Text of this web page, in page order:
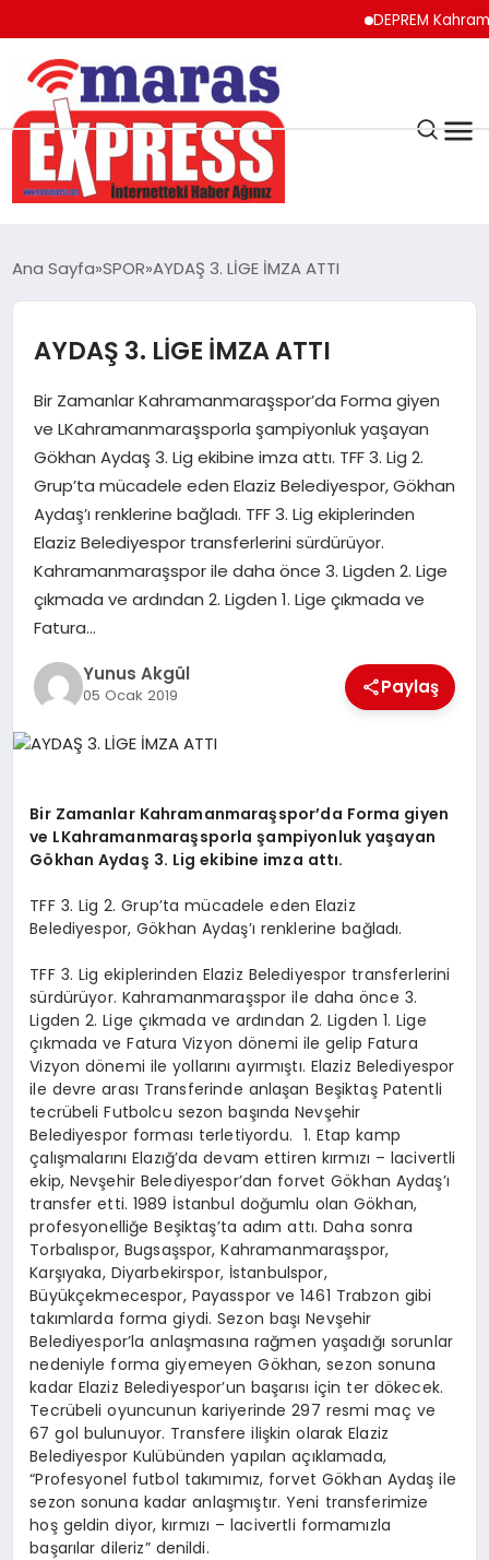
DEPREM
K.MARAŞ
AFŞİN
ÇAĞLAYANCERİT
BİZE ULAŞIN
GÖKSUN
TÜRKOĞLU
PAZARCIK
KÜNYE
NURHAK
Ana Sayfa SPOR AYDAŞ 3. LİGE İMZA ATTI
AYDAŞ 3. LİGE İMZA ATTI
Bir Zamanlar Kahramanmaraşspor’da Forma giyen
ve LKahramanmaraşsporla şampiyonluk yaşayan
Gökhan Aydaş 3. Lig ekibine imza attı. TFF 3. Lig 2.
Grup’ta mücadele eden Elaziz Belediyespor, Gökhan
Aydaş’ı renklerine bağladı. TFF 3. Lig ekiplerinden
Elaziz Belediyespor transferlerini sürdürüyor.
Kahramanmaraşspor ile daha önce 3. Ligden 2. Lige
çıkmada ve ardından 2. Ligden 1. Lige çıkmada ve
Fatura…
Yunus Akgül
05 Ocak 2019 Paylaş
Bir Zamanlar Kahramanmaraşspor’da Forma giyen
ve LKahramanmaraşsporla şampiyonluk yaşayan
Gökhan Aydaş 3. Lig ekibine imza attı.
TFF 3. Lig 2. Grup’ta mücadele eden Elaziz
Belediyespor, Gökhan Aydaş’ı renklerine bağladı.
TFF 3. Lig ekiplerinden Elaziz Belediyespor transferlerini
sürdürüyor. Kahramanmaraşspor ile daha önce 3.
Ligden 2. Lige çıkmada ve ardından 2. Ligden 1. Lige
çıkmada ve Fatura Vizyon dönemi ile gelip Fatura
Vizyon dönemi ile yollarını ayırmıştı. Elaziz Belediyespor
ile devre arası Transferinde anlaşan Beşiktaş Patentli
tecrübeli Futbolcu sezon başında Nevşehir
Belediyespor forması terletiyordu. 1. Etap kamp
çalışmalarını Elazığ’da devam ettiren kırmızı – lacivertli
ekip, Nevşehir Belediyespor’dan forvet Gökhan Aydaş’ı
transfer etti. 1989 İstanbul doğumlu olan Gökhan,
profesyonelliğe Beşiktaş’ta adım attı. Daha sonra
Torbalıspor, Bugsaşspor, Kahramanmaraşspor,
Karşıyaka, Diyarbekirspor, İstanbulspor,
Büyükçekmecespor, Payasspor ve 1461 Trabzon gibi
takımlarda forma giydi. Sezon başı Nevşehir
Belediyespor’la anlaşmasına rağmen yaşadığı sorunlar
nedeniyle forma giyemeyen Gökhan, sezon sonuna
kadar Elaziz Belediyespor’un başarısı için ter dökecek.
Tecrübeli oyuncunun kariyerinde 297 resmi maç ve
67 gol bulunuyor. Transfere ilişkin olarak Elaziz
Belediyespor Kulübünden yapılan açıklamada,
“Profesyonel futbol takımımız, forvet Gökhan Aydaş ile
sezon sonuna kadar anlaşmıştır. Yeni transferimize
hoş geldin diyor, kırmızı – lacivertli formamızla
başarılar dileriz” denildi.